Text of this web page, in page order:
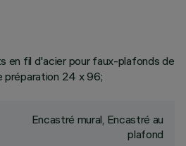
en fil d'acier pour faux-plafonds de
préparation 24 x 96;
Encastré mural, Encastré au
plafond